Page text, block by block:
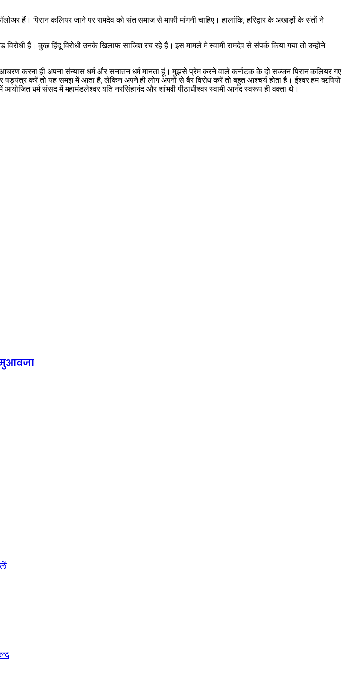
हैं। पिरान कलियर जाने पर रामदेव को संत समाज से माफी मांगनी चाहिए। हालांकि, हरिद्वार के अखाड़ों के संतों ने
हैं। कुछ हिंदू विरोधी उनके खिलाफ साजिश रच रहे हैं। इस मामले में स्वामी रामदेव से संपर्क किया गया तो उन्होंने
करना ही अपना संन्यास धर्म और सनातन धर्म मानता हूं। मुझसे प्रेम करने वाले कर्नाटक के दो सज्जन पिरान कलियर गए
करें तो यह समझ में आता है, लेकिन अपने ही लोग अपनों से बैर विरोध करें तो बहुत आश्चर्य होता है। ईश्वर हम ऋषियों
धर्म संसद में महामंडलेश्वर यति नरसिंहानंद और शांभवी पीठाधीश्वर स्वामी आनंद स्वरूप ही वक्ता थे।
मुआवजा